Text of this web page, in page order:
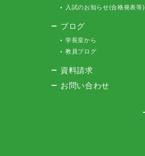
入試のお知らせ(合格発表等)
ブログ
学長室から
教員ブログ
資料請求
お問い合わせ